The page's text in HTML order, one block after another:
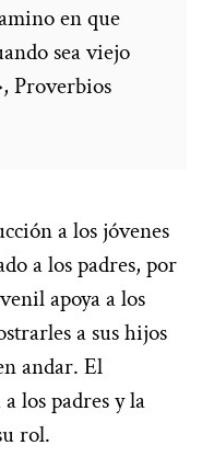
en que
sea viejo
Proverbios
a los jóvenes
a los padres, por
apoya a los
a sus hijos
andar. El
los padres y la
rol.